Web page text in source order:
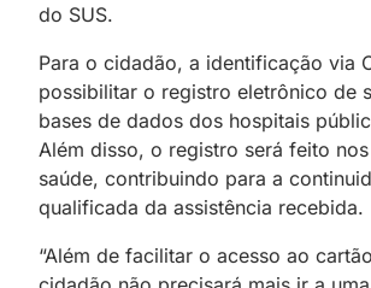
do SUS.
Para o cidadão, a identificação via
possibilitar o registro eletrônico de
bases de dados dos hospitais
Além disso, o registro será feito
saúde, contribuindo para a
qualificada da assistência recebida.
“Além de facilitar o acesso ao